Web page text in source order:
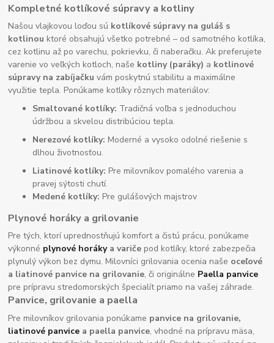
Kompletné kotlíkové súpravy a kotliny
Našou vlajkovou loďou sú kotlíkové súpravy na guláš s
kotlinou ktoré obsahujú všetko potrebné – od samotného kotlíka,
cez kotlinu až po varechu, pokrievku, či naberačku. Ak preferujete
varenie vo veľkých kotloch, naše kotliny (paráky) a kotlinové
súpravy na zabíjačku vám poskytnú stabilitu a maximálne
využitie tepla. Ponúkame kotlíky rôznych materiálov:
Smaltované kotlíky: Tradičná voľba s jednoduchou
údržbou a skvelou distribúciou tepla.
Nerezové kotlíky: Moderné a vysoko odolné riešenie s
dlhou životnosťou.
Liatinové kotlíky: Pre milovníkov pomalého varenia a
pravej sýtosti chutí.
Medené kotlíky: Pre gulášových majstrov
Plynové horáky a grilovanie
Pre tých, ktorí uprednostňujú komfort a čistú prácu, ponúkame
výkonné plynové horákya variče pod kotlíky, ktoré zabezpečia
plynulý výkon bez dymu. Milovníci grilovania ocenia naše oceľové
a liatinové panvice na grilovanie, či originálne Paella panvice
pre prípravu stredomorských špecialít priamo na vašej záhrade.
Panvice, grilovanie a paella
Pre milovníkov grilovania ponúkame panvice na grilovanie,
liatinové panvice a paella panvice, vhodné na prípravu mäsa,